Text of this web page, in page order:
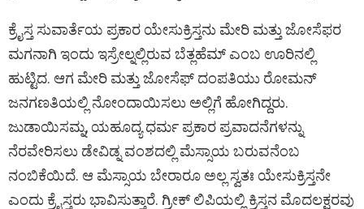
ಕ್ರೈಸ್ತ ಸುವಾರ್ತೆಯ ಪ್ರಕಾರ ಯೇಸುಕ್ರಿಸ್ತನು ಮೇರಿ ಮತ್ತು ಜೋಸೆಫರ
ಮಗನಾಗಿ ಇಂದು ಇಸ್ರೇಲ್ನಲ್ಲಿರುವ ಬೆತ್ಲಹೆಮ್ ಎಂಬ ಊರಿನಲ್ಲಿ
ಹುಟ್ಟಿದ. ಆಗ ಮೇರಿ ಮತ್ತು ಜೋಸೆಫ್ ದಂಪತಿಯು ರೋಮನ್
ಜನಗಣತಿಯಲ್ಲಿ ನೋಂದಾಯಿಸಲು ಅಲ್ಲಿಗೆ ಹೋಗಿದ್ದರು.
ಜುಡಾಯಿಸಮ್ನ, ಯಹೂದ್ಯ ಧರ್ಮ ಪ್ರಕಾರ ಪ್ರವಾದನೆಗಳನ್ನು
ನೆರವೇರಿಸಲು ಡೇವಿಡ್ನ ವಂಶದಲ್ಲಿ ಮೆಸ್ಸಾಯ ಬರುವನೆಂಬ
ನಂಬಿಕೆಯಿದೆ. ಆ ಮೆಸ್ಸಾಯ ಬೇರಾರೂ ಅಲ್ಲ ಸ್ವತಃ ಯೇಸುಕ್ರಿಸ್ತನೇ
ಎಂದು ಕ್ರೈಸ್ತರು ಭಾವಿಸುತ್ತಾರೆ. ಗ್ರೀಕ್ ಲಿಪಿಯಲ್ಲಿ ಕ್ರಿಸ್ತನ ಮೊದಲಕ್ಷರವು